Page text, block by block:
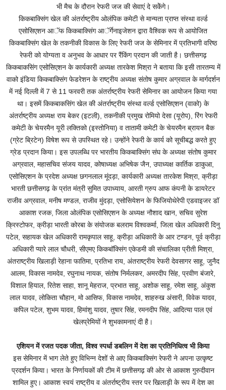
भी मैच के दौरान रेफरी जज की सेवाएं दे सकेेंगे।
किकबाक्सिंग खेल की अंतर्राष्ट्रीय ओलंपिक कमेटी से मान्यता प्राप्त संस्था वर्ल्ड
एसोसिएशन आॅफ किकबाक्सिंग आॅर्गेनाइजेशन द्वारा वैश्विक रूप से आयोजित
किकबाक्सिंग खेल के तकनीकी विकास के लिए रेफरी जज के सेमिनार में प्रतिभागी वरिष्ठ
रेफरी को योग्यता व अनुभव के आधार पर रैंकिंग प्रदान की जाती है। छत्तीसगढ़
किकबाकसिंग एसोसिएशन के कार्यकारी अध्यक्ष तारकेश मिश्रा ने बताया कि इसी तारतम्य में
वाको इंडिया किकबाक्सिंग फेडरेशन के राष्ट्रीय अध्यक्ष संतोष कुमार अग्रवाल के मार्गदर्शन
में नई दिल्ली में 7 से 11 फरवरी तक अंतर्राष्ट्रीय रेफरी सेमिनार का आयोजन किया गया
था। इसमें किकबाकसिंग खेल की अंतर्राष्ट्रीय संस्था वर्ल्ड एसोसिएशन (वाको) के
अंतर्राष्ट्रीय अध्यक्ष राय बेकर (इटली), तकनीकी प्रमुख रोमियो देसा (यूरोप), रिंग रेफरी
कमेटी के चेयरमैन यूरी लक्तिको (इस्तोनिया) व तातामी कमेटी के चेयरमैन ब्रायन बैक
(ग्रेट ब्रिटेन) विषेश रूप से उपस्थित रहे। उन्होंने रेफरी के कार्य को सूचीबद्ध करते हुए
ग्रेड प्रदान किया। इस उपलब्धि पर भारतीय किकबाक्सिंग संघ के अध्यक्ष संतोष कुमार
अग्रवाल, महासचिव संजय यादव, कोषाध्यक्ष अभिषेक जैन, उपाध्यक्ष कार्तिक डाकुआ,
एसोसिएशन के प्रदेश अध्यक्ष छगनलाल मूंदड़ा, कार्यकारी अध्यक्ष तारकेश मिश्रा, क्रीड़ा
भारती छत्तीसगढ़ के प्रांत मंत्री सुमित उपाध्याय, आरती ग्रुप आफ कंपनी के डायरेटर
राजीव अग्रवाल, मनीष मण्डल, राजीव मुंदड़ा, एसोसियेशन के फिजियोथेरेपी एडवाइजर डॉ
आकाश रजक, जिला ओलंपिक एसोसिएशन के अध्यक्ष नौशाद खान, सचिव सुरेश
क्रिस्टोफर, क्रीड़ा भारती कोरबा के संयोजक बलराम विश्वकर्मा, जिला खेल अधिकारी दिनु
पटेल, सहायक खेल अधिकारी रामकृपाल साहू, क्रीड़ा अधिकारी के आर टण्डन, पूर्व क्रीड़ा
अधिकारी प्यारे लाल चौधरी, सीएमए किकबॉक्सिंग एकेडमी की संचालिका प्रीती मिश्रा,
अंतराष्ट्रीय खिलाड़ी रेहाना फातिमा, प्रतिभा राय, अंतराष्ट्रीय रेफरी देवसागर साहू, जुनैद
आलम, विकास नामदेव, रघुनाथ नायक, संतोष निर्मलकर, अमरदीप सिंह, प्रवीण बंजारे,
विशाल हियाल, रितेश साहा, शानू मेहराज, प्रभात साहू, अशोक साहू, रमेश साहू, अंकुश
लाल यादव, लोकिता चौहान, मो आसिफ, विकास नामदेव, शाहरुख अंसारी, विवेक यादव,
कपिल पटेल, शुभम यादव, हिमांशु यादव, तुषार सिंह, रमनदीप सिंह, आदित्या पाल एवं
खेलप्रेमियों ने शुभकामनाएं दी है।
एशियन में रजत पदक जीता, विश्व स्पर्धा डबलिन में देश का प्रतिनिधित्व भी किया
इस सेमिनार में भाग लेते हुए विभिन्न देशों से आए किकबाक्सिंग रेफरी ने अपना उत्कृष्ट
प्रदर्शन किया। भारत के निर्णायकों की टीम में छत्तीसगढ़ की ओर से आकाश गुरुदीवान
शामिल हुए। आकाश स्वयं राष्ट्रीय व अंतर्राष्ट्रीय स्तर पर खिलाड़ी के रूप में देश का